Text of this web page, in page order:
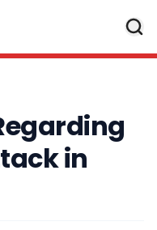
in